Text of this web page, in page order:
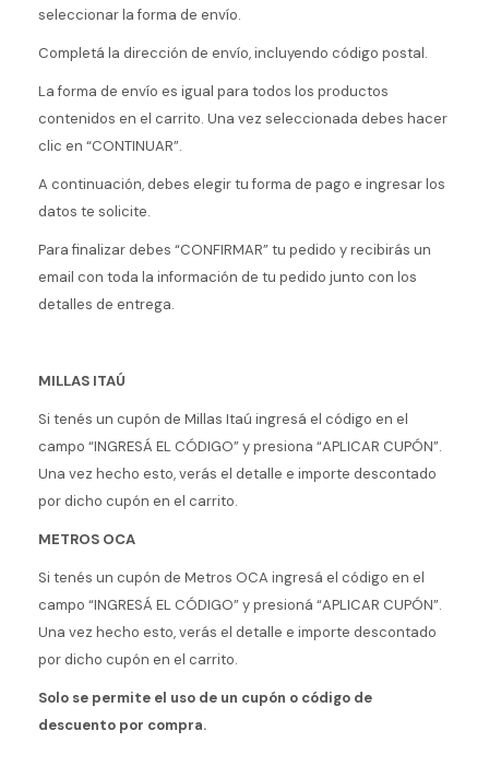
seleccionar la forma de envío.
Completá la dirección de envío, incluyendo código postal.
La forma de envío es igual para todos los productos
contenidos en el carrito. Una vez seleccionada debes hacer
clic en “CONTINUAR”.
A continuación, debes elegir tu forma de pago e ingresar los
datos te solicite.
Para finalizar debes “CONFIRMAR” tu pedido y recibirás un
email con toda la información de tu pedido junto con los
detalles de entrega.
MILLAS ITAÚ
Si tenés un cupón de Millas Itaú ingresá el código en el
campo “INGRESÁ EL CÓDIGO” y presiona “APLICAR CUPÓN”.
Una vez hecho esto, verás el detalle e importe descontado
por dicho cupón en el carrito.
METROS OCA
Si tenés un cupón de Metros OCA ingresá el código en el
campo “INGRESÁ EL CÓDIGO” y presioná “APLICAR CUPÓN”.
Una vez hecho esto, verás el detalle e importe descontado
por dicho cupón en el carrito.
Solo se permite el uso de un cupón o código de
descuento por compra.